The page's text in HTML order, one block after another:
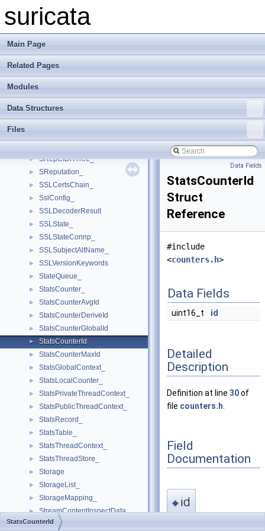
suricata
Main Page
Related Pages
Modules
Data Structures
Files
► SMTPLine_
► SMTPString_
► SMTPThreadCtx_
► SMTPTransaction_
► SpmGlobalThreadCtx_
► SpmTableElmt_
► SRepCIDRTree_
► SReputation_
► SSLCertsChain_
► SslConfig_
► SSLDecoderResult
► SSLState_
► SSLStateConnp_
► SSLSubjectAltName_
► SSLVersionKeywords
► StateQueue_
► StatsCounter_
► StatsCounterAvgId
► StatsCounterDeriveId
► StatsCounterGlobalId
► StatsCounterId
► StatsCounterMaxId
► StatsGlobalContext_
► StatsLocalCounter_
► StatsPrivateThreadContext_
► StatsPublicThreadContext_
► StatsRecord_
► StatsTable_
► StatsThreadContext_
► StatsThreadStore_
► Storage
► StorageList_
► StorageMapping_
► StreamContentInspectData
► StreamContentInspectEngineData
Data Fields
StatsCounterId
Struct
Reference
#include
<counters.h>
Data Fields
uint16_t id
Detailed
Description
Definition at line 30of
file counters.h
Field
Documentation
◆ id
StatsCounterId